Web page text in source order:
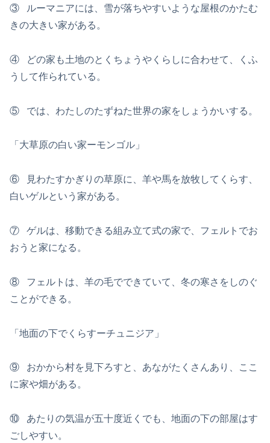
③ ルーマニアには、雪が落ちやすいような屋根のかたむ
きの大きい家がある。
④ どの家も土地のとくちょうやくらしに合わせて、くふ
うして作られている。
⑤ では、わたしのたずねた世界の家をしょうかいする。
「大草原の白い家ーモンゴル」
⑥ 見わたすかぎりの草原に、羊や馬を放牧してくらす、
白いゲルという家がある。
⑦ ゲルは、移動できる組み立て式の家で、フェルトでお
おうと家になる。
⑧ フェルトは、羊の毛でできていて、冬の寒さをしのぐ
ことができる。
「地面の下でくらすーチュニジア」
⑨ おかから村を見下ろすと、あながたくさんあり、ここ
に家や畑がある。
⑩ あたりの気温が五十度近くでも、地面の下の部屋はす
ごしやすい。